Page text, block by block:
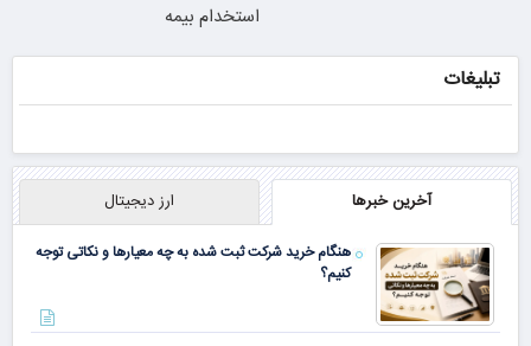
استخدام بیمه
تبلیغات
آخرین خبرها ارز دیجیتال
هنگام خرید شرکت ثبت شده به چه معیارها و نکاتی توجه
کنیم؟